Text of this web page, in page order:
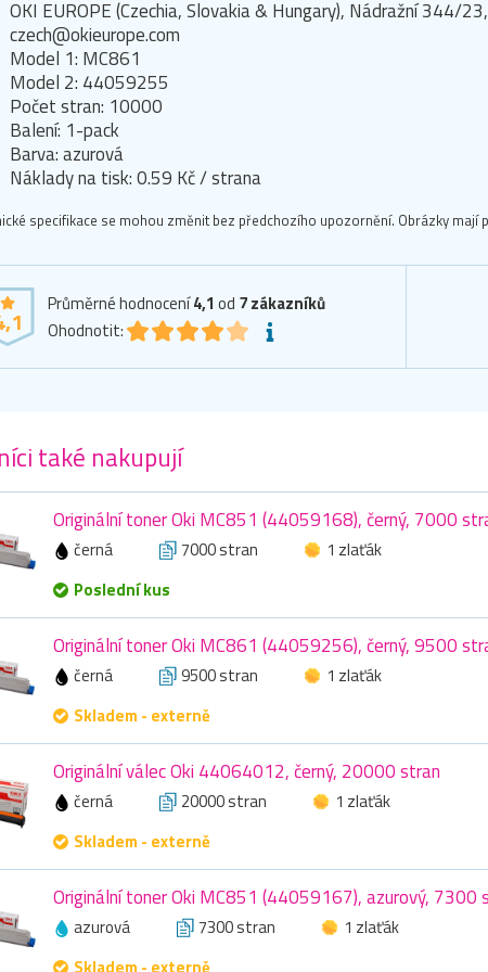
OKI EUROPE (Czechia, Slovakia & Hungary), Nádražní 344/
czech@okieurope.com
Model 1: MC861
Model 2: 44059255
Počet stran: 10000
Balení: 1-pack
Barva: azurová
Náklady na tisk: 0.59 Kč / strana
specifikace se mohou změnit bez předchozího upozornění. Obrázky mají
Průměrné hodnocení4,1 od 7zákazníků
Ohodnotit:
také nakupují
Originální toner Oki MC851 (44059168), černý, 7000
černá 7000 stran
1 zlaťák
Poslední kus
Originální toner Oki MC861 (44059256), černý, 9500
černá 9500 stran
1 zlaťák
Skladem - externě
Originální válec Oki 44064012, černý, 20000 stran
černá 20000 stran
1 zlaťák
Skladem - externě
Originální toner Oki MC851 (44059167), azurový, 7300
azurová 7300 stran
1 zlaťák